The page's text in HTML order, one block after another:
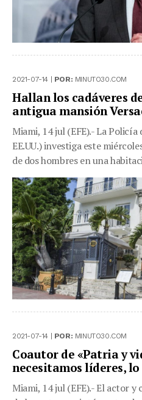
2021-07-14 | POR: MINUTO30.COM
Hallan los cadáveres
antigua mansión
Miami, 14 jul (EFE).- La
EE.UU.) investiga este
de dos hombres en una
2021-07-14 | POR: MINUTO30.COM
Coautor de «Patria y
necesitamos líderes, lo
Miami, 14 jul (EFE).- El actor